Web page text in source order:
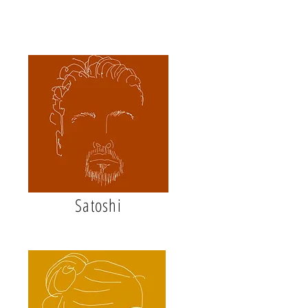
Satoshi